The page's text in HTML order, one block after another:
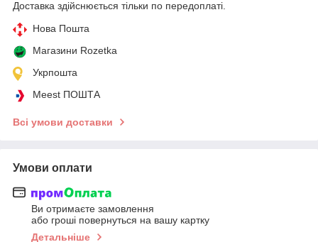
Доставка здійснюється тільки по передоплаті.
Нова Пошта
Магазини Rozetka
Укрпошта
Meest ПОШТА
Всі умови доставки
Умови оплати
Ви отримаєте замовлення
або гроші повернуться на вашу картку
Детальніше